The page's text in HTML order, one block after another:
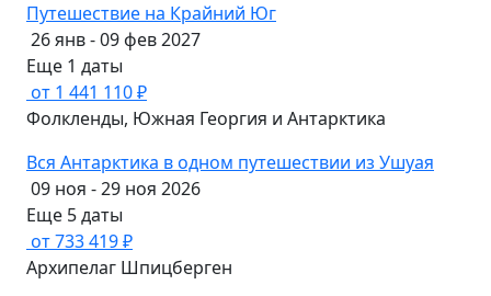
Путешествие на Крайний Юг
26 янв - 09 фев 2027
Еще 1 даты
от 1 441 110 ₽
Фолкленды, Южная Георгия и Антарктика
Вся Антарктика в одном путешествии из Ушуая
09 ноя - 29 ноя 2026
Еще 5 даты
от 733 419 ₽
Архипелаг Шпицберген